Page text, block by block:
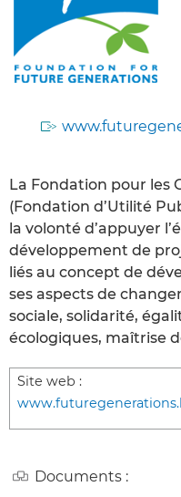
La Fondation pour les
(Fondation d’Utilité
la volonté d’appuyer
développement de
liés au concept de
ses aspects de
sociale, solidarité,
écologiques, maîtrise
Site web :
Documents :